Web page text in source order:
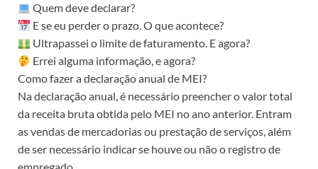
Quem deve declarar?
E se eu perder o prazo. O que acontece?
Ultrapassei o limite de faturamento. E agora?
Errei alguma informação, e agora?
Como fazer a declaração anual de MEI?
Na declaração anual, é necessário preencher o valor total
da receita bruta obtida pelo MEI no ano anterior. Entram
as vendas de mercadorias ou prestação de serviços, além
de ser necessário indicar se houve ou não o registro de